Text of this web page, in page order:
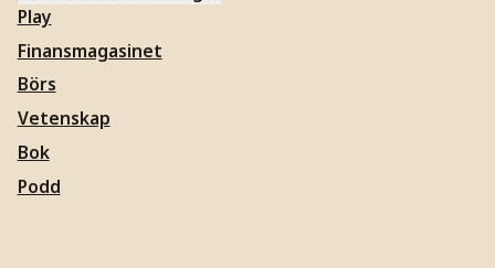
Play
Finansmagasinet
Börs
Vetenskap
Bok
Podd